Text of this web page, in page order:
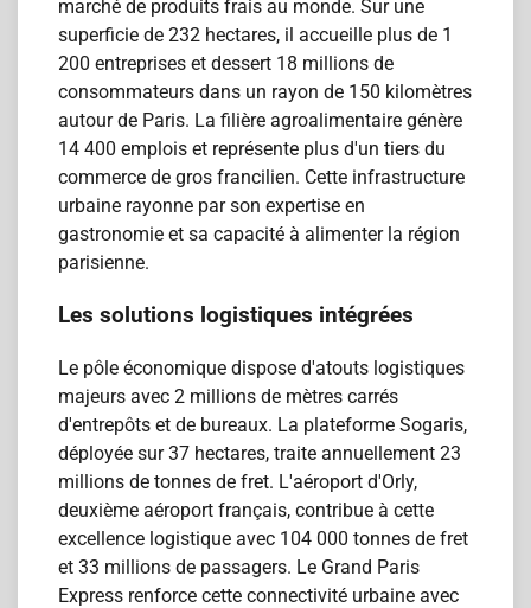
marché de produits frais au monde. Sur une
superficie de 232 hectares, il accueille plus de 1
200 entreprises et dessert 18 millions de
consommateurs dans un rayon de 150 kilomètres
autour de Paris. La filière agroalimentaire génère
14 400 emplois et représente plus d'un tiers du
commerce de gros francilien. Cette infrastructure
urbaine rayonne par son expertise en
gastronomie et sa capacité à alimenter la région
parisienne.
Les solutions logistiques intégrées
Le pôle économique dispose d'atouts logistiques
majeurs avec 2 millions de mètres carrés
d'entrepôts et de bureaux. La plateforme Sogaris,
déployée sur 37 hectares, traite annuellement 23
millions de tonnes de fret. L'aéroport d'Orly,
deuxième aéroport français, contribue à cette
excellence logistique avec 104 000 tonnes de fret
et 33 millions de passagers. Le Grand Paris
Express renforce cette connectivité urbaine avec